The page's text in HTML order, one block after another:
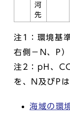
河
先
注1：環境基
右側－N、P）
注2：pH、
を、N及びP
海域の環